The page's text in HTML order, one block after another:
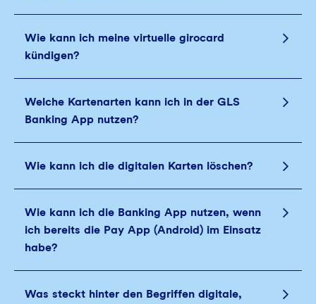
Wie kann ich meine virtuelle girocard
kündigen?
Welche Kartenarten kann ich in der GLS
Banking App nutzen?
Wie kann ich die digitalen Karten löschen?
Wie kann ich die Banking App nutzen, wenn
ich bereits die Pay App (Android) im Einsatz
habe?
Was steckt hinter den Begriffen digitale,